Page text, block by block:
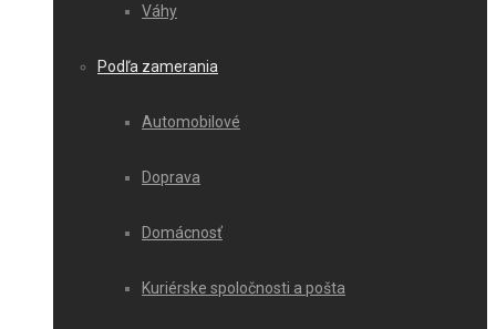
Váhy
Podľa zamerania
Automobilové
Doprava
Domácnosť
Kuriérske spoločnosti a pošta